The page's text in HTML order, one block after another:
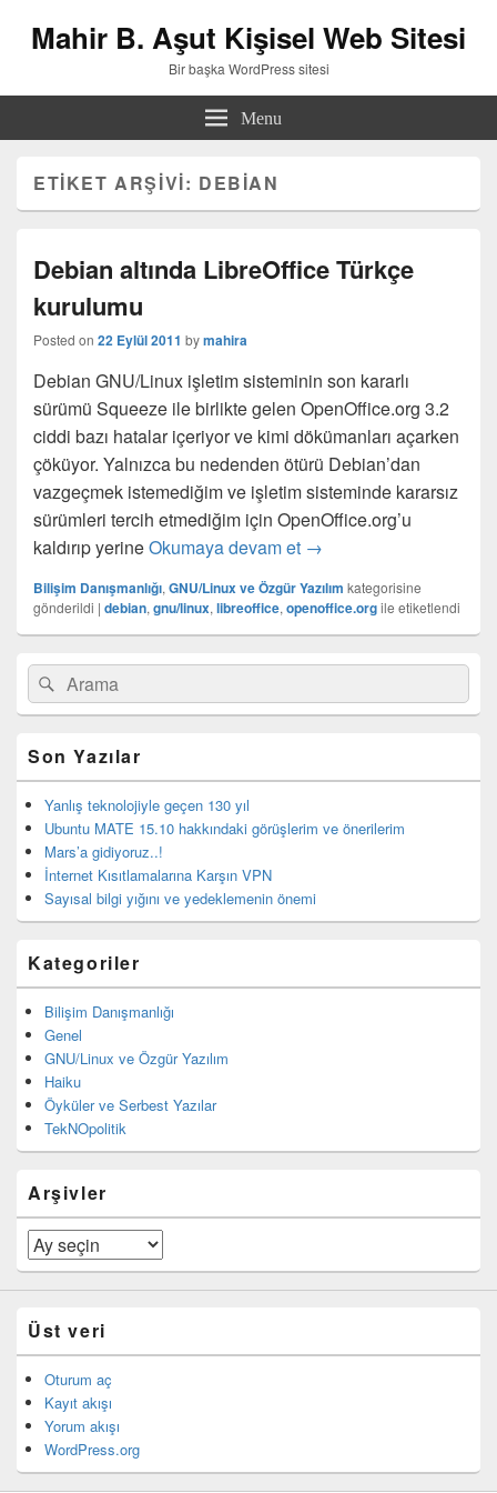
Mahir B. Aşut Kişisel Web Sitesi
Bir başka WordPress sitesi
Menu
ETIKET ARŞIVI: DEBIAN
Debian altında LibreOffice Türkçe
kurulumu
Posted on 22 Eylül 2011 bymahira
Debian GNU/Linux işletim sisteminin son kararlı
sürümü Squeeze ile birlikte gelen OpenOffice.org 3.2
ciddi bazı hatalar içeriyor ve kimi dökümanları açarken
çöküyor. Yalnızca bu nedenden ötürü Debian’dan
vazgeçmek istemediğim ve işletim sisteminde kararsız
sürümleri tercih etmediğim için OpenOffice.org’u
kaldırıp yerineOkumaya devam et Debian altında
→
Bilişim Danışmanlığı, GNU/Linux ve Özgür Yazılım kategorisine
gönderildi | debian, gnu/linux, libreoffice, openoffice.orgile etiketlendi
Birincil
bar
eklenti
Search
for:
Ara
Son Yazılar
Yanlış teknolojiyle geçen 130 yıl
Ubuntu MATE 15.10 hakkındaki görüşlerim ve önerilerim
Mars’a gidiyoruz..!
İnternet Kısıtlamalarına Karşın VPN
Sayısal bilgi yığını ve yedeklemenin önemi
Kategoriler
Bilişim Danışmanlığı
Genel
GNU/Linux ve Özgür Yazılım
Haiku
Öyküler ve Serbest Yazılar
TekNOpolitik
Arşivler
Arşivler
Üst veri
Oturum aç
Kayıt akışı
Yorum akışı
WordPress.org